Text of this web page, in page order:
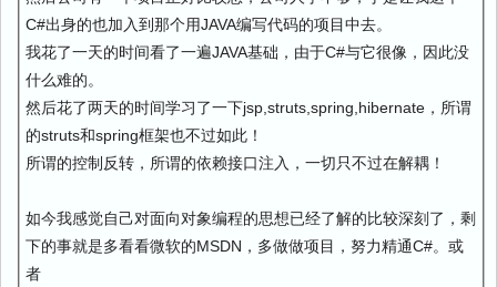
C#出身的也加入到那个用JAVA编写代码的项目中去。
我花了一天的时间看了一遍JAVA基础，由于C#与它很像，因此没
什么难的。
然后花了两天的时间学习了一下jsp,struts,spring,hibernate，所谓
的struts和spring框架也不过如此！
所谓的控制反转，所谓的依赖接口注入，一切只不过在解耦！
如今我感觉自己对面向对象编程的思想已经了解的比较深刻了，剩
下的事就是多看看微软的MSDN，多做做项目，努力精通C#。或
者